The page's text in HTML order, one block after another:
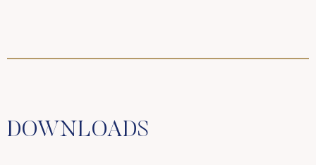
DOWNLOADS